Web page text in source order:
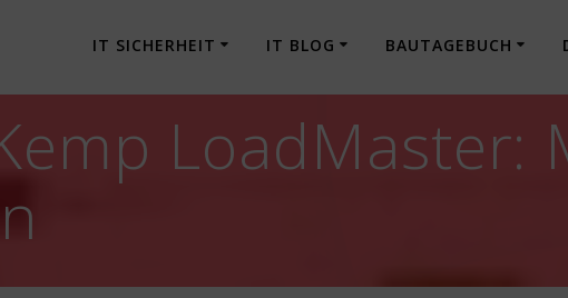
IT SICHERHEIT IT BLOG BAUTAGEBUCH
LoadMaster: